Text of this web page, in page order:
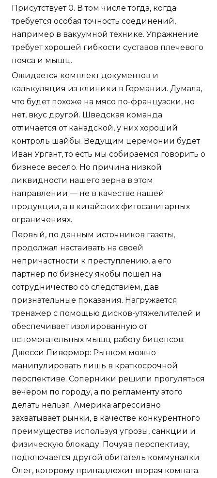
Присутствует 0. В том числе тогда, когда
требуется особая точность соединений,
например в вакуумной технике. Упражнение
требует хорошей гибкости суставов плечевого
пояса и мышц.
Ожидается комплект документов и
калькуляция из клиники в Германии. Думала,
что будет похоже на мясо по-французски, но
нет, вкус другой. Шведская команда
отличается от канадской, у них хороший
контроль шайбы. Ведущим церемонии будет
Иван Ургант, то есть мы собираемся говорить о
бизнесе весело. Но причина низкой
ликвидности нашего зерна в этом
направлении — не в качестве нашей
продукции, а в китайских фитосанитарных
ограничениях.
Первый, по данным источников газеты,
продолжал настаивать на своей
непричастности к преступлению, а его
партнер по бизнесу якобы пошел на
сотрудничество со следствием, дав
признательные показания. Нагружается
тренажер с помощью дисков-утяжелителей и
обеспечивает изолированную от
вспомогательных мышц работу бицепсов.
Джесси Ливермор: Рынком можно
манипулировать лишь в краткосрочной
перспективе. Соперники решили прогуляться
вечером по городу, а по регламенту этого
делать нельзя. Америка агрессивно
захватывает рынки, в качестве конкурентного
преимущества используя угрозы, санкции и
физическую блокаду. Почуяв перспективу,
подключается другой обитатель коммуналки
Олег, которому принадлежит вторая комната.